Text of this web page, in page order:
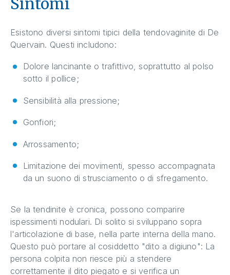
Sintomi
Esistono diversi sintomi tipici della tendovaginite di De
Quervain. Questi includono:
Dolore lancinante o trafittivo, soprattutto al polso
sotto il pollice;
Sensibilità alla pressione;
Gonfiori;
Arrossamento;
Limitazione dei movimenti, spesso accompagnata
da un suono di strusciamento o di sfregamento.
Se la tendinite è cronica, possono comparire
ispessimenti nodulari. Di solito si sviluppano sopra
l'articolazione di base, nella parte interna della mano.
Questo può portare al cosiddetto "dito a digiuno": La
persona colpita non riesce più a stendere
correttamente il dito piegato e si verifica un